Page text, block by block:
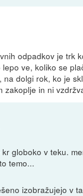
odpadkov je trk
ve, koliko se
dolgi rok, ko je
zakoplje in ni
globoko v teku.
temo...
izobražujejo v